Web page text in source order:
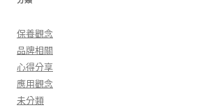
保養觀念
品牌相關
心得分享
應用觀念
未分類